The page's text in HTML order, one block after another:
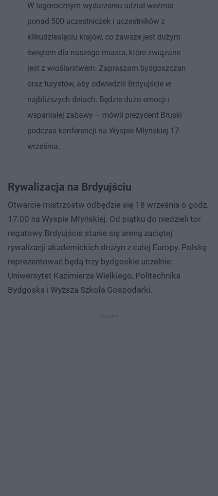
W tegorocznym wydarzeniu udział weźmie
ponad 500 uczestniczek i uczestników z
kilkudziesięciu krajów, co zawsze jest dużym
świętem dla naszego miasta, które związane
jest z wioślarstwem. Zapraszam bydgoszczan
oraz turystów, aby odwiedzili Brdyujście w
najbliższych dniach. Będzie dużo emocji i
wspaniałej zabawy – mówił prezydent Bruski
podczas konferencji na Wyspie Młyńskiej 17
września.
Rywalizacja na Brdyujściu
Otwarcie mistrzostw odbędzie się 18 września o godz.
17:00 na Wyspie Młyńskiej. Od piątku do niedzieli tor
regatowy Brdyujście stanie się areną zaciętej
rywalizacji akademickich drużyn z całej Europy. Polskę
reprezentować będą trzy bydgoskie uczelnie:
Uniwersytet Kazimierza Wielkiego, Politechnika
Bydgoska i Wyższa Szkoła Gospodarki.